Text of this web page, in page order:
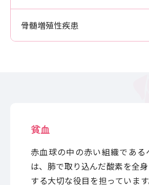
骨髄増殖性疾患
貧血
赤血球の中の赤い組織である
は、肺で取り込んだ酸素を全
する大切な役目を担っていま